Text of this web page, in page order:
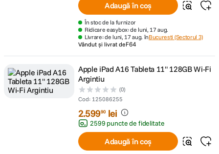
dji osmo pocket 4
Adaugă în coș
În stoc de la furnizor
Ridicare easybox: de luni, 17 aug.
Livrare: de luni, 17 aug. înBucuresti (Sectorul 3)
Vândut și livrat deF64
Apple iPad A16 Tableta 11" 128GB Wi-Fi
Argintiu
(0)
Cod: 125086255
2.59990 lei
2599 puncte de fidelitate
Adaugă în coș